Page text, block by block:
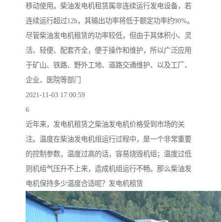
移动使用。柴油发电机租赁属非连续运行发电设备，若
连续运行超过12h，其输出功率将低于额定功率约90%。
尽管柴油发电机租赁的功率较低，但由于其体积小、灵
活、轻便、配套齐全，便于操作和维护，所以广泛应用
于矿山、铁路、野外工地、道路交通维护、以及工厂、
企业、医院等部门
2021-11-03 17:00:59
6
近年来，发电机租赁之柴油发电机价格受到市场的关
注。温度在柴油发电机组运行过程中，是一个非常重要
的控制参数，温度过高的话，容易烧毁机组；温度过低
则机组气压升不上来，造成机组运行不畅。那么柴油发
电机保持多少温度合适呢？发电机租赁